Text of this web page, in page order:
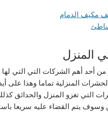
المنزل
أحد أهم الشركات التي التي
المنزلية تماما وهذا
التي تغزو المنزل والحدائق
وسوف يتم القضاء عليه سريعا